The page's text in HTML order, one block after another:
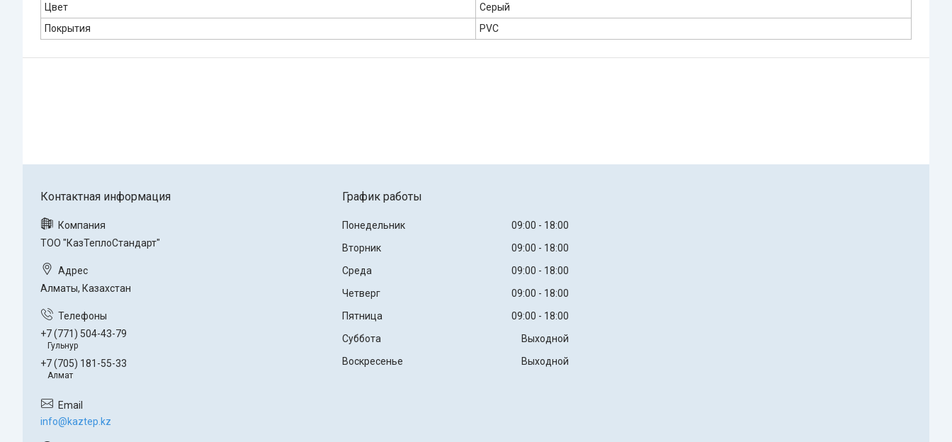
Цвет
Серый
Покрытия
PVC
ТОО "КазТеплоСтандарт"
Алматы, Казахстан
+7 (771) 504-43-79
Гульнур
+7 (705) 181-55-33
Алмат
info@kaztep.kz
График работы
Понедельник 09:00
18:00
Вторник
09:00
18:00
Среда
09:00
18:00
Четверг
09:00
18:00
Пятница
09:00
18:00
Суббота
Выходной
Воскресенье
Выходной